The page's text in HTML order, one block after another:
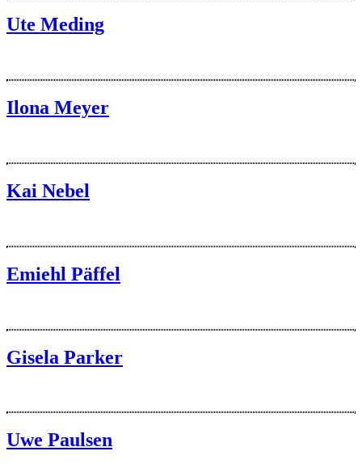
Ute Meding
Ilona Meyer
Kai Nebel
Emiehl Päffel
Gisela Parker
Uwe Paulsen